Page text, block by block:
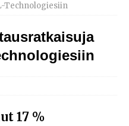
Technologiesiin
17 %